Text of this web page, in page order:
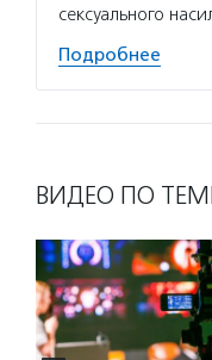
сексуального
Подробнее
ВИДЕО ПО